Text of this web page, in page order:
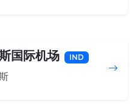
国际机场 IND